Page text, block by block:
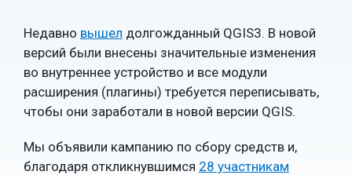
Недавно вышел долгожданный QGIS3. В новой
версий были внесены значительные изменения
во внутреннее устройство и все модули
расширения (плагины) требуется переписывать,
чтобы они заработали в новой версии QGIS.
Мы объявили кампанию по сбору средств и,
благодаря откликнувшимся 28 участникам